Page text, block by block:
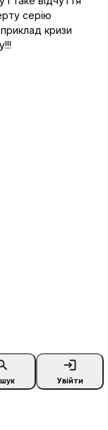
login
Увійти
серію
кризи